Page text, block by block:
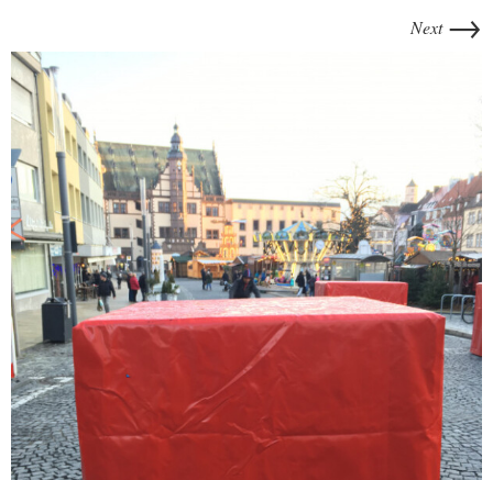
Next →